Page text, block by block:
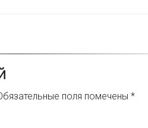
поля помечены *